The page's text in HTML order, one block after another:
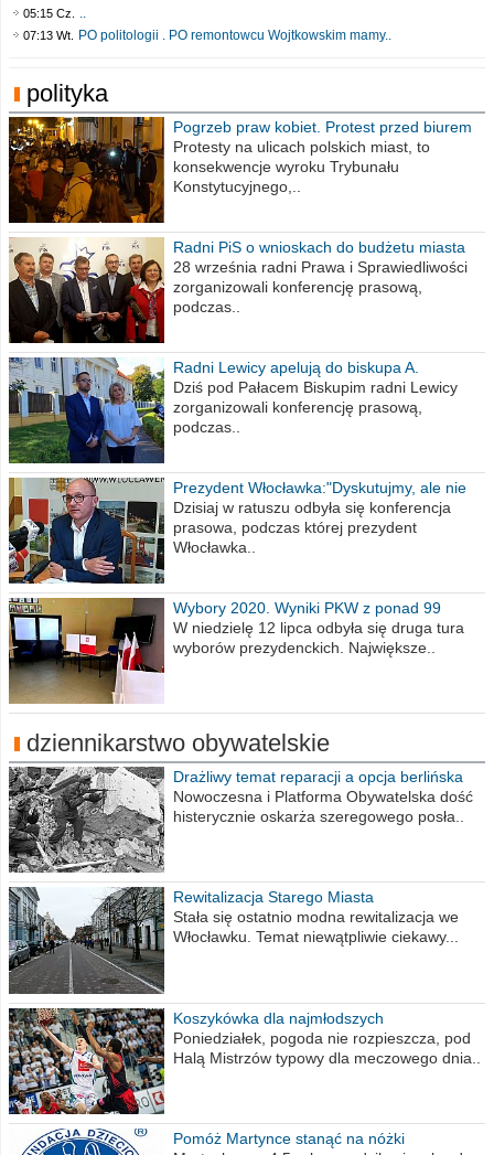
05:15 Cz. ..
07:13 Wt. PO politologii . PO remontowcu Wojtkowskim mamy..
polityka
Pogrzeb praw kobiet. Protest przed biurem
poselskim PiS
Protesty na ulicach polskich miast, to
konsekwencje wyroku Trybunału
Konstytucyjnego,..
Radni PiS o wnioskach do budżetu miasta
na 2021 rok
28 września radni Prawa i Sprawiedliwości
zorganizowali konferencję prasową,
podczas..
Radni Lewicy apelują do biskupa A.
Wiesława Meringa
Dziś pod Pałacem Biskupim radni Lewicy
zorganizowali konferencję prasową,
podczas..
Prezydent Włocławka:"Dyskutujmy, ale nie
obrażajmy się”
Dzisiaj w ratuszu odbyła się konferencja
prasowa, podczas której prezydent
Włocławka..
Wybory 2020. Wyniki PKW z ponad 99
procent obwodów
W niedzielę 12 lipca odbyła się druga tura
wyborów prezydenckich. Największe..
dziennikarstwo obywatelskie
Drażliwy temat reparacji a opcja berlińska
Nowoczesna i Platforma Obywatelska dość
histerycznie oskarża szeregowego posła..
Rewitalizacja Starego Miasta
Stała się ostatnio modna rewitalizacja we
Włocławku. Temat niewątpliwie ciekawy...
Koszykówka dla najmłodszych
Poniedziałek, pogoda nie rozpieszcza, pod
Halą Mistrzów typowy dla meczowego dnia..
Pomóż Martynce stanąć na nóżki